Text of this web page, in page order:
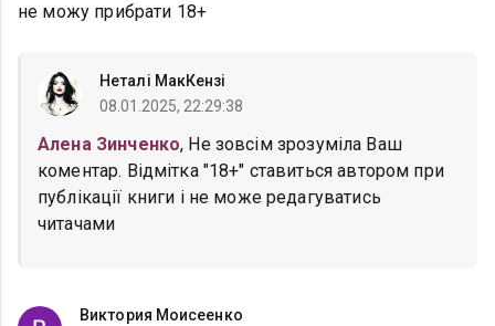
не можу прибрати 18+
Неталі МакКензі
08.01.2025, 22:29:38
Алена Зинченко, Не зовсім зрозуміла Ваш
коментар. Відмітка "18+" ставиться автором при
публікації книги і не може редагуватись
читачами
Виктория Моисеенко